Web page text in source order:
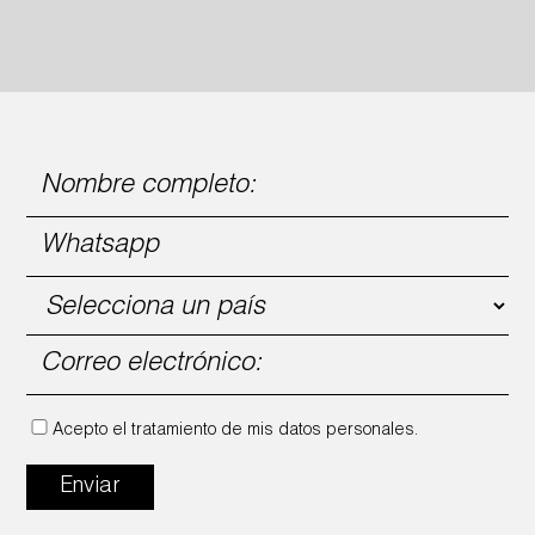
Acepto el tratamiento de mis datos personales.
Enviar